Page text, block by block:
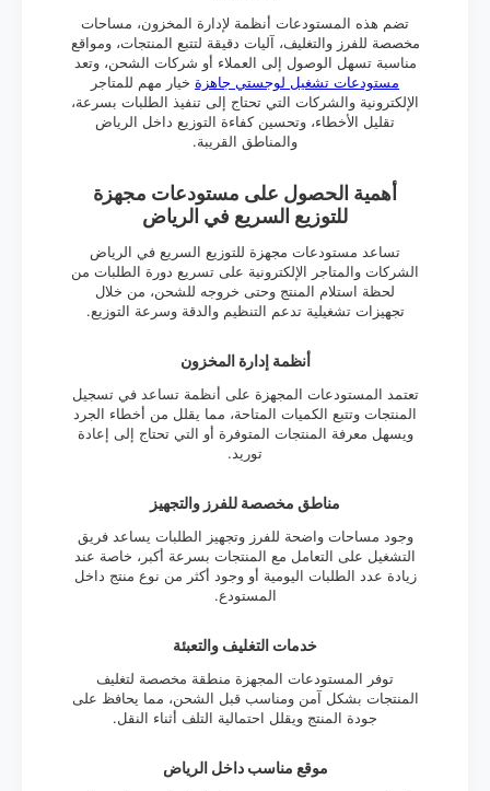
تضم هذه المستودعات أنظمة لإدارة المخزون، مساحات
مخصصة للفرز والتغليف، آليات دقيقة لتتبع المنتجات، ومواقع
مناسبة تسهل الوصول إلى العملاء أو شركات الشحن، وتعد
مستودعات تشغيل لوجستي جاهزة خيار مهم للمتاجر
الإلكترونية والشركات التي تحتاج إلى تنفيذ الطلبات بسرعة،
تقليل الأخطاء، وتحسين كفاءة التوزيع داخل الرياض
والمناطق القريبة.
أهمية الحصول على مستودعات مجهزة
للتوزيع السريع في الرياض
تساعد مستودعات مجهزة للتوزيع السريع في الرياض
الشركات والمتاجر الإلكترونية على تسريع دورة الطلبات من
لحظة استلام المنتج وحتى خروجه للشحن، من خلال
تجهيزات تشغيلية تدعم التنظيم والدقة وسرعة التوزيع.
أنظمة إدارة المخزون
تعتمد المستودعات المجهزة على أنظمة تساعد في تسجيل
المنتجات وتتبع الكميات المتاحة، مما يقلل من أخطاء الجرد
ويسهل معرفة المنتجات المتوفرة أو التي تحتاج إلى إعادة
توريد.
مناطق مخصصة للفرز والتجهيز
وجود مساحات واضحة للفرز وتجهيز الطلبات يساعد فريق
التشغيل على التعامل مع المنتجات بسرعة أكبر، خاصة عند
زيادة عدد الطلبات اليومية أو وجود أكثر من نوع منتج داخل
المستودع.
خدمات التغليف والتعبئة
توفر المستودعات المجهزة منطقة مخصصة لتغليف
المنتجات بشكل آمن ومناسب قبل الشحن، مما يحافظ على
جودة المنتج ويقلل احتمالية التلف أثناء النقل.
موقع مناسب داخل الرياض